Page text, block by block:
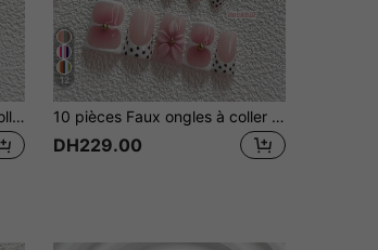
10 pièces de faux ongles à coller faits main style manucure française, ensemble d'ongles en polygel, peints à la main avec étoiles à cinq branches, rayures, vernis à ongles jaune, rose et rouge, style élégant, outils à ongles inclus, 3 tailles disponibles, amande, canard, cercueil pour fête, danse, port quotidien.
12
10 pièces Faux ongles à coller faits main de style doux, ensemble d'art des ongles en polygel, décorés de fleurs de cerisier et de perles dorées, vernis à ongles rose et marron, style doux, comprend des outils pour les ongles, 3 tailles disponibles, amande, canard, forme cercueil, convient pour les fêtes, la danse, le port quotidien
DH229.00